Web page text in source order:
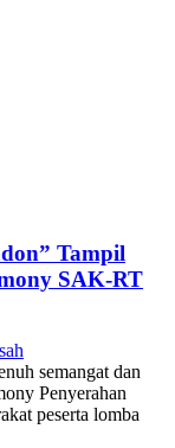
Tampil
SAK-RT
semangat dan
Penyerahan
peserta lomba